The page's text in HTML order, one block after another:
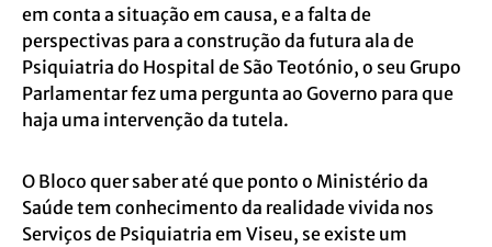
em conta a situação em causa, e a falta de
perspectivas para a construção da futura ala de
Psiquiatria do Hospital de São Teotónio, o seu Grupo
Parlamentar fez uma pergunta ao Governo para que
haja uma intervenção da tutela.
O Bloco quer saber até que ponto o Ministério da
Saúde tem conhecimento da realidade vivida nos
Serviços de Psiquiatria em Viseu, se existe um